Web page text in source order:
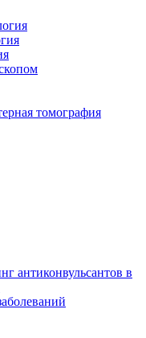
томография
антиконвульсантов в